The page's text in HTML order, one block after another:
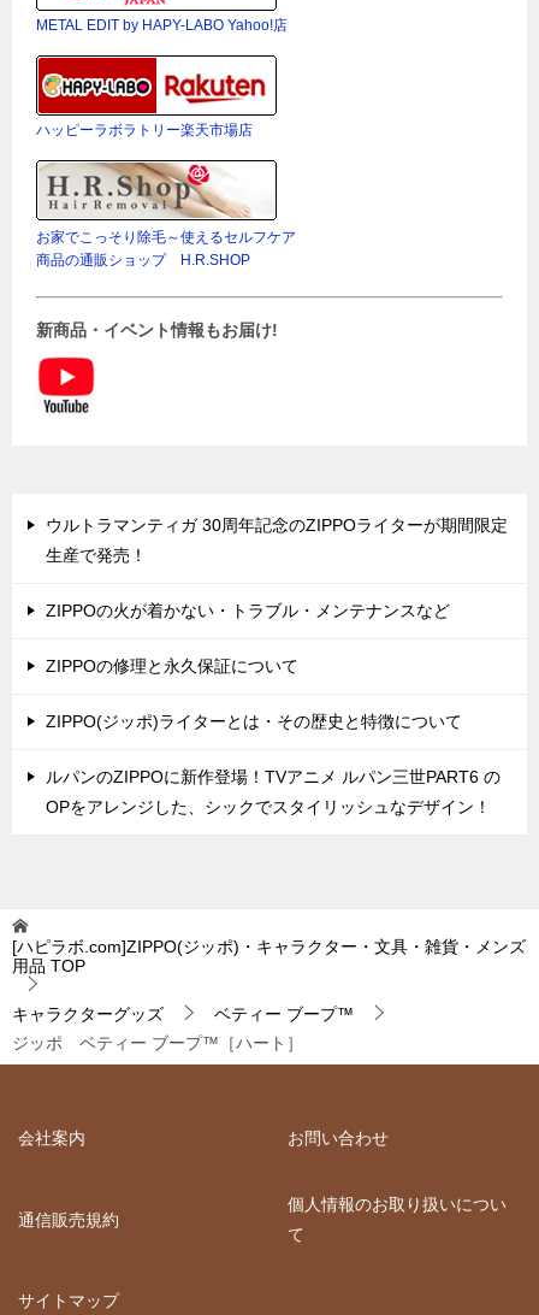
METAL EDIT by HAPY-LABO Yahoo!店
ハッピーラボラトリー楽天市場店
お家でこっそり除毛～使えるセルフケア
商品の通販ショップ H.R.SHOP
新商品・イベント情報もお届け!
ウルトラマンティガ 30周年記念のZIPPOライターが期間限定
生産で発売！
ZIPPOの火が着かない・トラブル・メンテナンスなど
ZIPPOの修理と永久保証について
ZIPPO(ジッポ)ライターとは・その歴史と特徴について
ルパンのZIPPOに新作登場！TVアニメ ルパン三世PART6 の
OPをアレンジした、シックでスタイリッシュなデザイン！
[ハピラボ.com]ZIPPO(ジッポ)・キャラクター・文具・雑貨・メンズ
用品 TOP
キャラクターグッズ
ベティー ブープ™
ジッポ ベティー ブープ™［ハート］
会社案内 お問い合わせ
通信販売規約
個人情報のお取り扱いについ
て
サイトマップ